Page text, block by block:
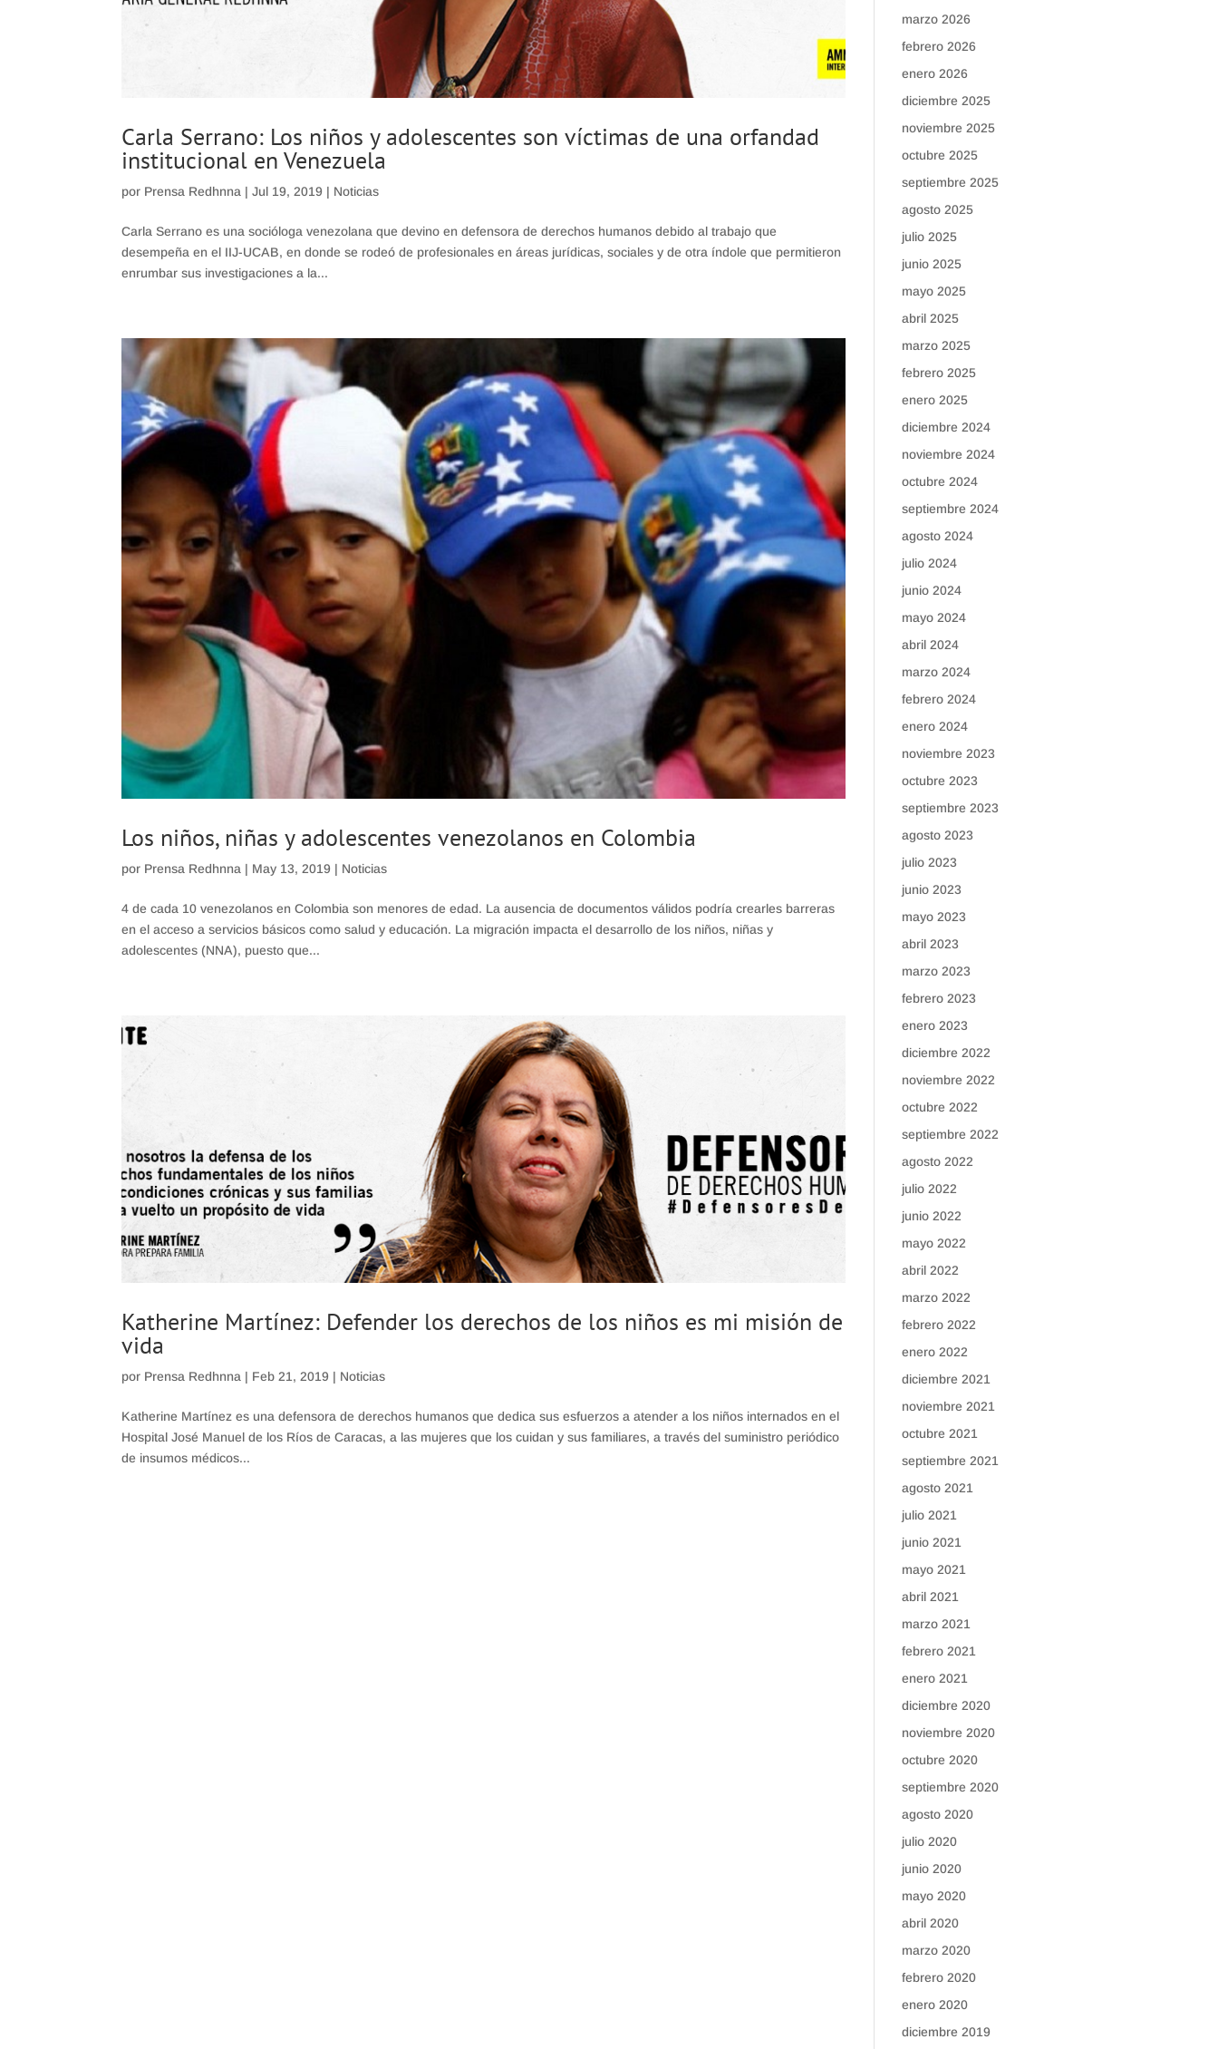
Carla Serrano: Los niños y adolescentes son víctimas de una orfandad
institucional en Venezuela
por Prensa Redhnna |Jul 19, 2019 | Noticias
Carla Serrano es una socióloga venezolana que devino en defensora de derechos humanos debido al trabajo que
desempeña en el IIJ-UCAB, en donde se rodeó de profesionales en áreas jurídicas, sociales y de otra índole que permitieron
enrumbar sus investigaciones a la...
Los niños, niñas y adolescentes venezolanos en Colombia
por Prensa Redhnna | May 13, 2019 | Noticias
4 de cada 10 venezolanos en Colombia son menores de edad. La ausencia de documentos válidos podría crearles barreras
en el acceso a servicios básicos como salud y educación. La migración impacta el desarrollo de los niños, niñas y
adolescentes (NNA), puesto que...
Katherine Martínez: Defender los derechos de los niños es mi misión de
vida
por Prensa Redhnna | Feb 21, 2019 | Noticias
Katherine Martínez es una defensora de derechos humanos que dedica sus esfuerzos a atender a los niños internados en el
Hospital José Manuel de los Ríos de Caracas, a las mujeres que los cuidan y sus familiares, a través del suministro periódico
de insumos médicos...
marzo 2026
febrero 2026
enero 2026
diciembre 2025
noviembre 2025
octubre 2025
septiembre 2025
agosto 2025
julio 2025
junio 2025
mayo 2025
abril 2025
marzo 2025
febrero 2025
enero 2025
diciembre 2024
noviembre 2024
octubre 2024
septiembre 2024
agosto 2024
julio 2024
junio 2024
mayo 2024
abril 2024
marzo 2024
febrero 2024
enero 2024
noviembre 2023
octubre 2023
septiembre 2023
agosto 2023
julio 2023
junio 2023
mayo 2023
abril 2023
marzo 2023
febrero 2023
enero 2023
diciembre 2022
noviembre 2022
octubre 2022
septiembre 2022
agosto 2022
julio 2022
junio 2022
mayo 2022
abril 2022
marzo 2022
febrero 2022
enero 2022
diciembre 2021
noviembre 2021
octubre 2021
septiembre 2021
agosto 2021
julio 2021
junio 2021
mayo 2021
abril 2021
marzo 2021
febrero 2021
enero 2021
diciembre 2020
noviembre 2020
octubre 2020
septiembre 2020
agosto 2020
julio 2020
junio 2020
mayo 2020
abril 2020
marzo 2020
febrero 2020
enero 2020
diciembre 2019